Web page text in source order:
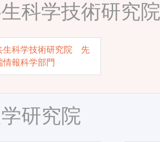
科学技術研究
生科学技術研究院 先
情報科学部門
研究院